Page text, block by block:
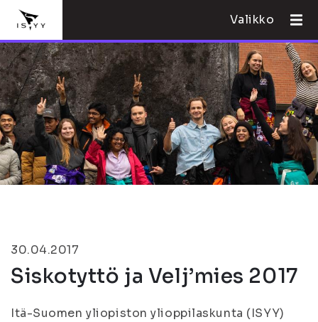
Valikko
30.04.2017
Siskotyttö ja Velj’mies 2017
Itä-Suomen yliopiston ylioppilaskunta (ISYY)